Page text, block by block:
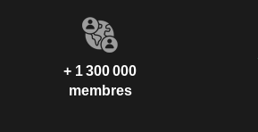
+ 1 300 000
membres